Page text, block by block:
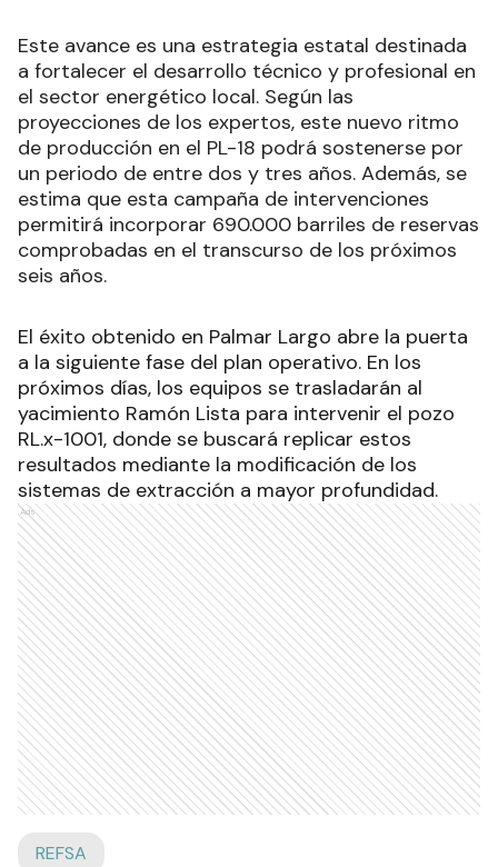
Este avance es una estrategia estatal destinada
a fortalecer el desarrollo técnico y profesional en
el sector energético local. Según las
proyecciones de los expertos, este nuevo ritmo
de producción en el PL-18 podrá sostenerse por
un periodo de entre dos y tres años. Además, se
estima que esta campaña de intervenciones
permitirá incorporar 690.000 barriles de reservas
comprobadas en el transcurso de los próximos
seis años.
El éxito obtenido en Palmar Largo abre la puerta
a la siguiente fase del plan operativo. En los
próximos días, los equipos se trasladarán al
yacimiento Ramón Lista para intervenir el pozo
RL.x-1001, donde se buscará replicar estos
resultados mediante la modificación de los
sistemas de extracción a mayor profundidad.
Ads
REFSA